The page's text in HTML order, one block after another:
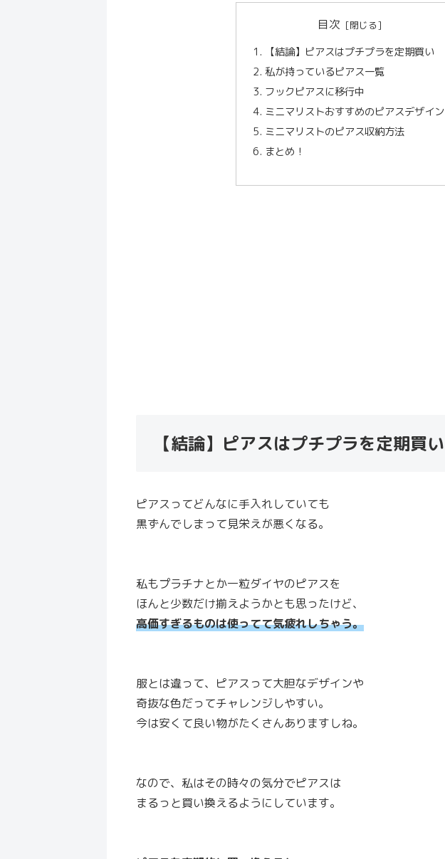
目次
【結論】ピアスはプチプラを定期買い
私が持っているピアス一覧
フックピアスに移行中
ミニマリストおすすめのピアスデザイン
ミニマリストのピアス収納方法
まとめ！
【結論】ピアスはプチプラを定期買い
ピアスってどんなに手入れしていても
黒ずんでしまって見栄えが悪くなる。
私もプラチナとか一粒ダイヤのピアスを
ほんと少数だけ揃えようかとも思ったけど、
高価すぎるものは使ってて気疲れしちゃう。
服とは違って、ピアスって大胆なデザインや
奇抜な色だってチャレンジしやすい。
今は安くて良い物がたくさんありますしね。
なので、私はその時々の気分でピアスは
まるっと買い換えるようにしています。